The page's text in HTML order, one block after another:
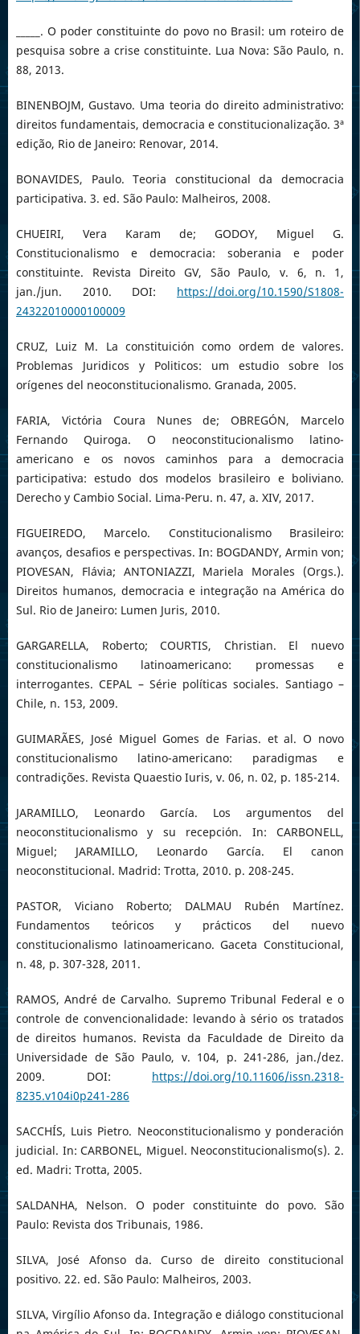
_____. O poder constituinte do povo no Brasil: um roteiro de
pesquisa sobre a crise constituinte. Lua Nova: São Paulo, n.
88, 2013.
BINENBOJM, Gustavo. Uma teoria do direito administrativo:
direitos fundamentais, democracia e constitucionalização. 3ª
edição, Rio de Janeiro: Renovar, 2014.
BONAVIDES, Paulo. Teoria constitucional da democracia
participativa. 3. ed. São Paulo: Malheiros, 2008.
CHUEIRI, Vera Karam de; GODOY, Miguel G.
Constitucionalismo e democracia: soberania e poder
constituinte. Revista Direito GV, São Paulo, v. 6, n. 1,
jan./jun. 2010. DOI: https://doi.org/10.1590/S1808-
24322010000100009
CRUZ, Luiz M. La constituición como ordem de valores.
Problemas Juridicos y Politicos: um estudio sobre los
orígenes del neoconstitucionalismo. Granada, 2005.
FARIA, Victória Coura Nunes de; OBREGÓN, Marcelo
Fernando Quiroga. O neoconstitucionalismo latino-
americano e os novos caminhos para a democracia
participativa: estudo dos modelos brasileiro e boliviano.
Derecho y Cambio Social. Lima-Peru. n. 47, a. XIV, 2017.
FIGUEIREDO, Marcelo. Constitucionalismo Brasileiro:
avanços, desafios e perspectivas. In: BOGDANDY, Armin von;
PIOVESAN, Flávia; ANTONIAZZI, Mariela Morales (Orgs.).
Direitos humanos, democracia e integração na América do
Sul. Rio de Janeiro: Lumen Juris, 2010.
GARGARELLA, Roberto; COURTIS, Christian. El nuevo
constitucionalismo latinoamericano: promessas e
interrogantes. CEPAL – Série políticas sociales. Santiago –
Chile, n. 153, 2009.
GUIMARÃES, José Miguel Gomes de Farias. et al. O novo
constitucionalismo latino-americano: paradigmas e
contradições. Revista Quaestio Iuris, v. 06, n. 02, p. 185-214.
JARAMILLO, Leonardo García. Los argumentos del
neoconstitucionalismo y su recepción. In: CARBONELL,
Miguel; JARAMILLO, Leonardo García. El canon
neoconstitucional. Madrid: Trotta, 2010. p. 208-245.
PASTOR, Viciano Roberto; DALMAU Rubén Martínez.
Fundamentos teóricos y prácticos del nuevo
constitucionalismo latinoamericano. Gaceta Constitucional,
n. 48, p. 307-328, 2011.
RAMOS, André de Carvalho. Supremo Tribunal Federal e o
controle de convencionalidade: levando à sério os tratados
de direitos humanos. Revista da Faculdade de Direito da
Universidade de São Paulo, v. 104, p. 241-286, jan./dez.
2009. DOI: https://doi.org/10.11606/issn.2318-
8235.v104i0p241-286
SACCHÍS, Luis Pietro. Neoconstitucionalismo y ponderación
judicial. In: CARBONEL, Miguel. Neoconstitucionalismo(s). 2.
ed. Madri: Trotta, 2005.
SALDANHA, Nelson. O poder constituinte do povo. São
Paulo: Revista dos Tribunais, 1986.
SILVA, José Afonso da. Curso de direito constitucional
positivo. 22. ed. São Paulo: Malheiros, 2003.
SILVA, Virgílio Afonso da. Integração e diálogo constitucional